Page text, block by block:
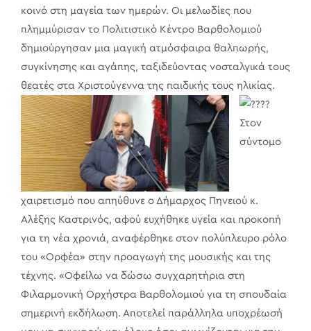
κοινό στη μαγεία των ημερών. Οι μελωδίες που
πλημμύρισαν το Πολιτιστικό Κέντρο Βαρθολομιού
δημιούργησαν μια μαγική ατμόσφαιρα θαλπωρής,
συγκίνησης και αγάπης, ταξιδεύοντας νοσταλγικά τους
θεατές στα Χριστούγεννα της παιδικής τους ηλικίας.
Στον
σύντομο
χαιρετισμό που απηύθυνε ο Δήμαρχος Πηνειού κ.
Αλέξης Καστρινός, αφού ευχήθηκε υγεία και προκοπή
για τη νέα χρονιά, αναφέρθηκε στον πολύπλευρο ρόλο
του «Ορφέα» στην προαγωγή της μουσικής και της
τέχνης. «Οφείλω να δώσω συγχαρητήρια στη
Φιλαρμονική Ορχήστρα Βαρθολομιού για τη σπουδαία
σημερινή εκδήλωση. Αποτελεί παράλληλα υποχρέωσή